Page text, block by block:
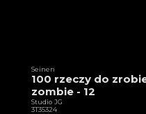
Seinen
100 rzeczy do
zombie - 12
Studio JG
3T35324